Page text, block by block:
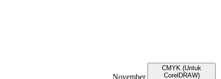
November
CMYK (Untuk
CorelDRAW)